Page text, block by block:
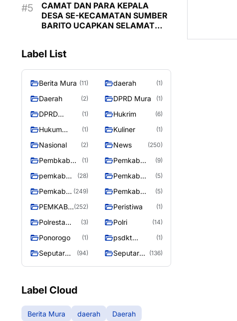
Balang 2026
CAMAT DAN PARA KEPALA
DESA SE-KECAMATAN SUMBER
BARITO UCAPKAN SELAMAT
Label List
Berita Mura (11) daerah (1)
Daerah (2) DPRD Mura (1)
DPRD
RAYA
(1) Hukrim (6)
Hukum
(1) Kuliner (1)
Nasional (2) News (250)
Pembkab
Murung raya
(1)
Pemkab
(9)
pemkab
Raya
(28)
Pemkab
(5)
Pemkab
raya
(249)
Pemkab
Raya
(5)
PEMKAB
RAYA
(252) Peristiwa (1)
Polresta
Raya
(3) Polri (14)
Ponorogo (1)
psdkt
murung raya
(1)
Seputar
Raya
(94)
Seputar
(136)
Label Cloud
Berita Mura daerah
Daerah